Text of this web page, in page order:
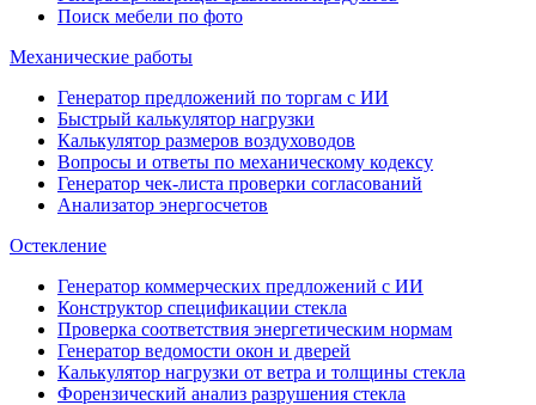
Поиск мебели по фото
Механические работы
Генератор предложений по торгам с ИИ
Быстрый калькулятор нагрузки
Калькулятор размеров воздуховодов
Вопросы и ответы по механическому кодексу
Генератор чек-листа проверки согласований
Анализатор энергосчетов
Остекление
Генератор коммерческих предложений с ИИ
Конструктор спецификации стекла
Проверка соответствия энергетическим нормам
Генератор ведомости окон и дверей
Калькулятор нагрузки от ветра и толщины стекла
Форензический анализ разрушения стекла